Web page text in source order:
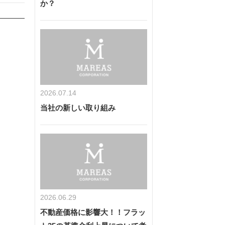
か？
2026.07.14
当社の新しい取り組み
2026.06.29
不動産価格に影響大！！フラッ